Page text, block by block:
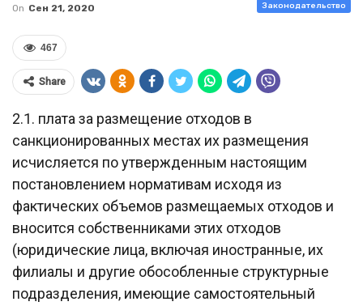
Законодательство
On Сен 21, 2020
467
Share
2.1. плата за размещение отходов в
санкционированных местах их размещения
исчисляется по утвержденным настоящим
постановлением нормативам исходя из
фактических объемов размещаемых отходов и
вносится собственниками этих отходов
(юридические лица, включая иностранные, их
филиалы и другие обособленные структурные
подразделения, имеющие самостоятельный